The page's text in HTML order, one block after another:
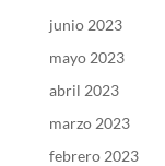
junio 2023
mayo 2023
abril 2023
marzo 2023
febrero 2023